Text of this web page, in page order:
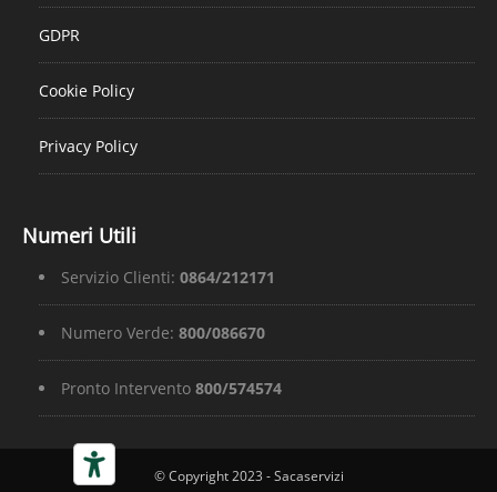
GDPR
Cookie Policy
Privacy Policy
Numeri Utili
Servizio Clienti: 0864/212171
Numero Verde: 800/086670
Pronto Intervento 800/574574
© Copyright 2023 - Sacaservizi